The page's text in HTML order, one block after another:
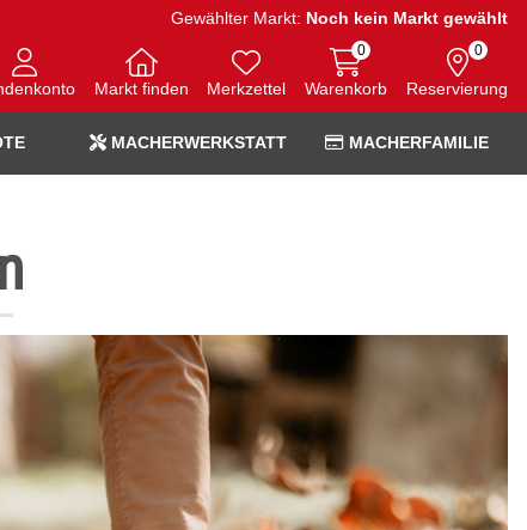
Gewählter Markt: Noch kein Markt gewählt
Markt finden Merkzettel Warenkorb
0
Reservierung
0
MACHERWERKSTATT MACHERFAMILIE